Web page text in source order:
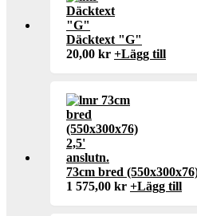
Däcktext "G"
20,00 kr +Lägg till
73cm bred
1 575,00 kr +Lägg till